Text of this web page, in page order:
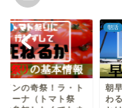
起きすると人生が変
！早起きのメリット
ブロ
私
の